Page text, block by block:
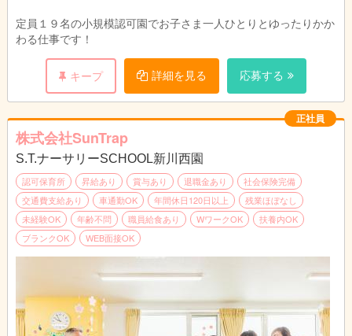
※契約社員は時間・曜日固定可能です。
定員１９名の小規模認可園でお子さま一人ひとりとゆったりかか
わる仕事です！
キープ 詳細を見る 応募する
正社員
株式会社SunTrap
S.T.ナーサリーSCHOOL新川西園
認可保育所 昇給あり 賞与あり 退職金あり
社会保険完備
交通費支給あり
車通勤OK 年間休日120日以上
残業ほぼなし
未経験OK
年齢不問 職員給食あり WワークOK
扶養内OK
ブランクOK
WEB面接OK